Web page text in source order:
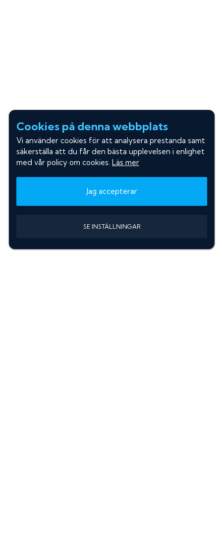
Cookies på denna webbplats
Vi använder cookies för att analysera prestanda samt
säkerställa att du får den bästa upplevelsen i enlighet
med vår policy om cookies. Läs mer
Jag accepterar
SE INSTÄLLNINGAR